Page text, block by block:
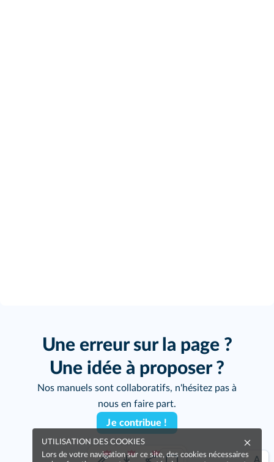
Une erreur sur la page ?
Une idée à proposer ?
Nos manuels sont collaboratifs, n'hésitez pas à
nous en faire part.
Je contribue !
UTILISATION DES COOKIES
Lors de votre navigation sur ce site, des cookies nécessaires